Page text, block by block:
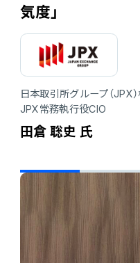
サポートサービス
気度」
日本取引所グループ（JPX
JPX常務執行役CIO
田倉 聡史 氏